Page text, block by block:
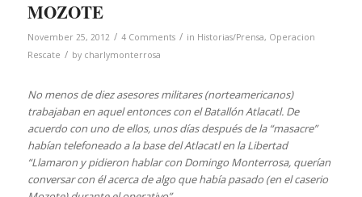
MOZOTE
November 25, 2012 / 4 Comments / in Historias/Prensa, Operacion
Rescate / by charlymonterrosa
No menos de diez asesores militares (norteamericanos)
trabajaban en aquel entonces con el Batallón Atlacatl. De
acuerdo con uno de ellos, unos días después de la “masacre”
habían telefoneado a la base del Atlacatl en la Libertad
“Llamaron y pidieron hablar con Domingo Monterrosa, querían
conversar con él acerca de algo que había pasado (en el caserio